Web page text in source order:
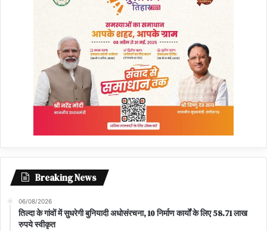
Breaking News
06/08/2026
तिल्दा के गांवों में सुधरेगी बुनियादी अधोसंरचना, 10 निर्माण कार्यों के लिए 58.71 लाख
रुपये स्वीकृत